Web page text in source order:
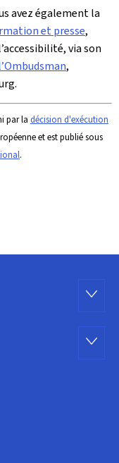
avez également la
et presse,
via son
,
par la décision d'exécution
et est publié sous
.